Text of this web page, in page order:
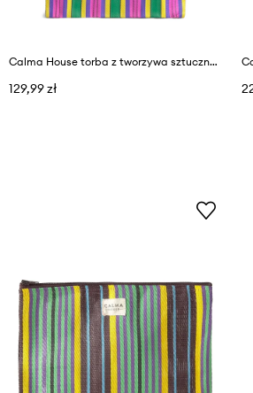
Calma House torba z tworzywa sztucznego 58 x 40 x 20 cm
129,99 zł